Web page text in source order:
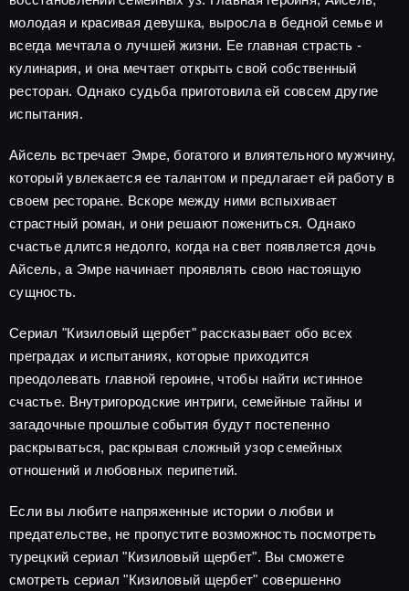
молодая и красивая девушка, выросла в бедной семье и
всегда мечтала о лучшей жизни. Ее главная страсть -
кулинария, и она мечтает открыть свой собственный
ресторан. Однако судьба приготовила ей совсем другие
испытания.
Айсель встречает Эмре, богатого и влиятельного мужчину,
который увлекается ее талантом и предлагает ей работу в
своем ресторане. Вскоре между ними вспыхивает
страстный роман, и они решают пожениться. Однако
счастье длится недолго, когда на свет появляется дочь
Айсель, а Эмре начинает проявлять свою настоящую
сущность.
Сериал "Кизиловый щербет" рассказывает обо всех
преградах и испытаниях, которые приходится
преодолевать главной героине, чтобы найти истинное
счастье. Внутригородские интриги, семейные тайны и
загадочные прошлые события будут постепенно
раскрываться, раскрывая сложный узор семейных
отношений и любовных перипетий.
Если вы любите напряженные истории о любви и
предательстве, не пропустите возможность посмотреть
турецкий сериал "Кизиловый щербет". Вы сможете
смотреть сериал "Кизиловый щербет" совершенно